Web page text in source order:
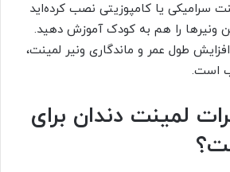
سرامیکی یا کامپوزیتی نصب کرده‌اید
ونیرها را هم به کودک آموزش دهید.
طول عمر و ماندگاری ونیر لمینت،
است.
لمینت دندان برای